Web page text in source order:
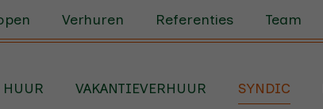
Verhuren Referenties Team
HUUR VAKANTIEVERHUUR SYNDIC